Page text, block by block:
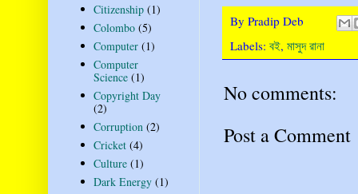
By Pradip Deb
Labels: বই, মাসুদ রানা
No comments:
Post a Comment
Citizenship (1)
Colombo (5)
Computer (1)
Computer
Science (1)
Copyright Day
(2)
Corruption (2)
Cricket (4)
Culture (1)
Dark Energy (1)